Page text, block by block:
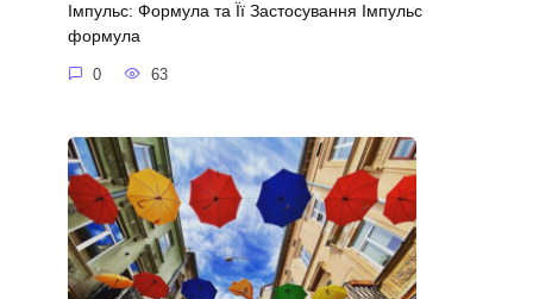
Імпульс: Формула та Її Застосування Імпульс
формула
0 63